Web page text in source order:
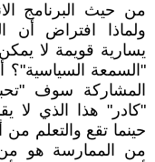
من حيث البرنامج
ولماذا افتراض أن
يسارية قويمة لا
"السمعة
المشاركة سوف
"كادر" هذا الذي لا
حينما تقع والتعلم
من الممارسة هو من